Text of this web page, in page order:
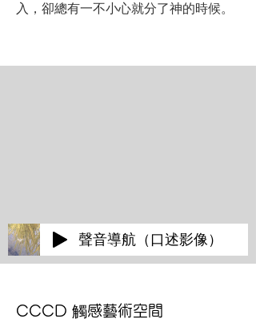
入，卻總有一不小心就分了神的時候。
聲音導航（口述影像）
CCCD 觸感藝術空間